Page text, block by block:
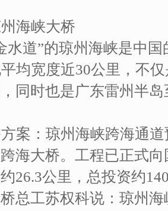
海峡大桥
水道”的琼州海峡是中
均宽度近30公里，不
同时也是广东雷州半
案：琼州海峡跨海通
海大桥。工程已正式
26.3公里，总投资约
总工苏权科说：琼州